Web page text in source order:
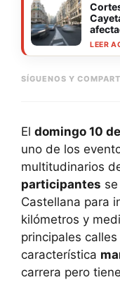
LEER
SÍGUENOS Y
El domingo 10
uno de los
multitudinarios
participantes
Castellana para
kilómetros y
principales
característica
carrera pero